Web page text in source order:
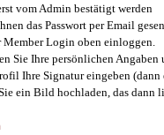
vom Admin bestätigt werden
das Passwort per Email
Member Login oben einloggen.
Sie Ihre persönlichen
Ihre Signatur eingeben
ein Bild hochladen, das dann